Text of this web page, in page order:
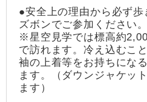
●安全上の理由から必ず
ズボンでご参加ください。
※星空見学では標高約
で訪れます。冷え込むこ
袖の上着等をお持ちにな
ます。（ダウンジャケッ
ます）